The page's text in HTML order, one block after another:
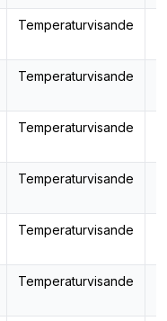
Temperaturvisande
Temperaturvisande
Temperaturvisande
Temperaturvisande
Temperaturvisande
Temperaturvisande